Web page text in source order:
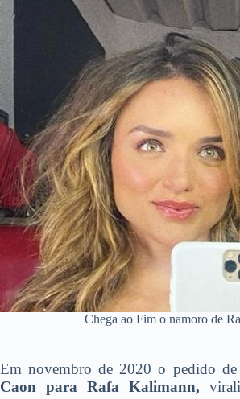
Chega ao Fim o namoro de
Em novembro de 2020 o pedido de
Caon para Rafa Kalimann,